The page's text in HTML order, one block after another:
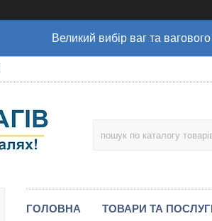
Великий вибір ваг та
ГОЛОВНА ТОВАРИ ТА